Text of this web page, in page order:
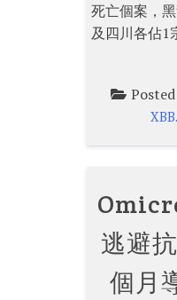
死亡個案，
及四川各佔1
逃避
個月